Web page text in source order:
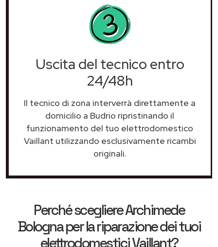
Uscita del tecnico entro
24/48h
Il tecnico di zona interverrà direttamente a
domicilio a Budrio ripristinando il
funzionamento del tuo elettrodomestico
Vaillant utilizzando esclusivamente ricambi
originali.
Perché scegliereArchimede
Bolognaper la riparazione dei tuoi
elettrodomestici Vaillant?